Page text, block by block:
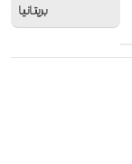
بریتانیا